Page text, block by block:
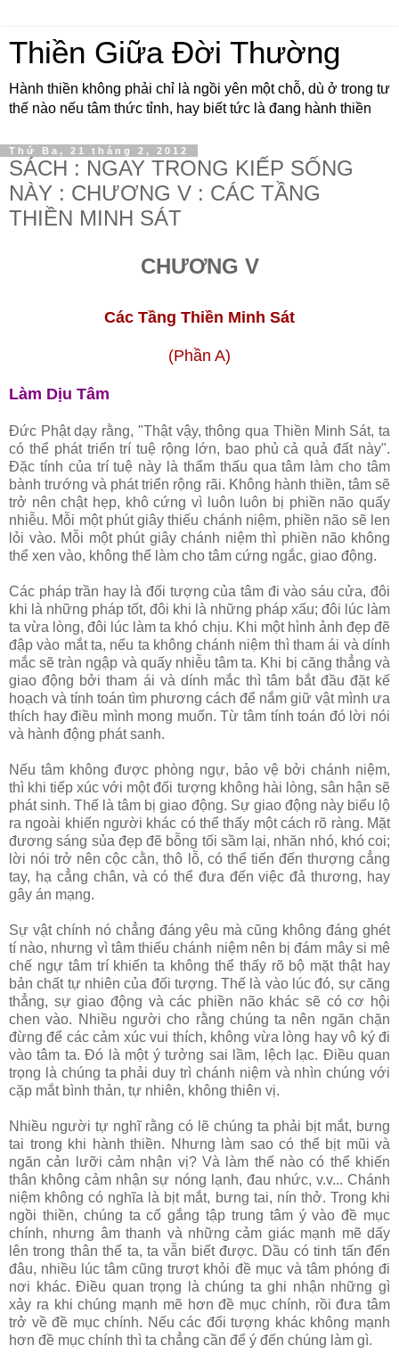
Thiền Giữa Đời Thường
Hành thiền không phải chỉ là ngồi yên một chỗ, dù ở trong tư
thế nào nếu tâm thức tỉnh, hay biết tức là đang hành thiền
Thứ Ba, 21 tháng 2, 2012
SÁCH : NGAY TRONG KIẾP SỐNG
NÀY : CHƯƠNG V : CÁC TẦNG
THIỀN MINH SÁT
CHƯƠNG V
Các Tầng Thiền Minh Sát
(Phần A)
Làm Dịu Tâm
Ðức Phật dạy rằng, "Thật vậy, thông qua Thiền Minh Sát, ta
có thể phát triển trí tuệ rộng lớn, bao phủ cả quả đất này".
Ðặc tính của trí tuệ này là thẩm thấu qua tâm làm cho tâm
bành trướng và phát triển rộng rãi. Không hành thiền, tâm sẽ
trở nên chật hẹp, khô cứng vì luôn luôn bị phiền não quấy
nhiễu. Mỗi một phút giây thiếu chánh niệm, phiền não sẽ len
lỏi vào. Mỗi một phút giây chánh niệm thì phiền não không
thể xen vào, không thể làm cho tâm cứng ngắc, giao động.
Các pháp trần hay là đối tượng của tâm đi vào sáu cửa, đôi
khi là những pháp tốt, đôi khi là những pháp xấu; đôi lúc làm
ta vừa lòng, đôi lúc làm ta khó chịu. Khi một hình ảnh đẹp đẽ
đập vào mắt ta, nếu ta không chánh niệm thì tham ái và dính
mắc sẽ tràn ngập và quấy nhiễu tâm ta. Khi bị căng thẳng và
giao động bởi tham ái và dính mắc thì tâm bắt đầu đặt kế
hoạch và tính toán tìm phương cách để nắm giữ vật mình ưa
thích hay điều mình mong muốn. Từ tâm tính toán đó lời nói
và hành động phát sanh.
Nếu tâm không được phòng ngự, bảo vệ bởi chánh niệm,
thì khi tiếp xúc với một đối tượng không hài lòng, sân hận sẽ
phát sinh. Thế là tâm bị giao động. Sự giao động này biểu lộ
ra ngoài khiến người khác có thể thấy một cách rõ ràng. Mặt
đương sáng sủa đẹp đẽ bỗng tối sầm lại, nhăn nhó, khó coi;
lời nói trở nên cộc cằn, thô lỗ, có thể tiến đến thượng cẳng
tay, hạ cẳng chân, và có thể đưa đến việc đả thương, hay
gây án mạng.
Sự vật chính nó chẳng đáng yêu mà cũng không đáng ghét
tí nào, nhưng vì tâm thiếu chánh niệm nên bị đám mây si mê
chế ngự tâm trí khiến ta không thể thấy rõ bộ mặt thật hay
bản chất tự nhiên của đối tượng. Thế là vào lúc đó, sự căng
thẳng, sự giao động và các phiền não khác sẽ có cơ hội
chen vào. Nhiều người cho rằng chúng ta nên ngăn chặn
đừng để các cảm xúc vui thích, không vừa lòng hay vô ký đi
vào tâm ta. Ðó là một ý tưởng sai lầm, lệch lạc. Ðiều quan
trọng là chúng ta phải duy trì chánh niệm và nhìn chúng với
cặp mắt bình thản, tự nhiên, không thiên vị.
Nhiều người tự nghĩ rằng có lẽ chúng ta phải bịt mắt, bưng
tai trong khi hành thiền. Nhưng làm sao có thể bịt mũi và
ngăn cản lưỡi cảm nhận vị? Và làm thế nào có thể khiến
thân không cảm nhận sự nóng lạnh, đau nhức, v.v... Chánh
niệm không có nghĩa là bịt mắt, bưng tai, nín thở. Trong khi
ngồi thiền, chúng ta cố gắng tập trung tâm ý vào đề mục
chính, nhưng âm thanh và những cảm giác mạnh mẽ dấy
lên trong thân thể ta, ta vẫn biết được. Dầu có tinh tấn đến
đâu, nhiều lúc tâm cũng trượt khỏi đề mục và tâm phóng đi
nơi khác. Ðiều quan trọng là chúng ta ghi nhận những gì
xảy ra khi chúng mạnh mẽ hơn đề mục chính, rồi đưa tâm
trở về đề mục chính. Nếu các đối tượng khác không mạnh
hơn đề mục chính thì ta chẳng cần để ý đến chúng làm gì.